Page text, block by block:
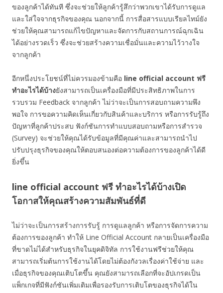
ของลูกค้าได้ทันที ซึ่งจะช่วยให้ลูกค้ารู้สึกว่าพวกเขาได้รับการดูแล
และใส่ใจจากธุรกิจของคุณ นอกจากนี้ การสื่อสารแบบเรียลไทม์ยัง
ช่วยให้คุณสามารถแก้ไขปัญหาและจัดการกับสถานการณ์ฉุกเฉิน
ได้อย่างรวดเร็ว ซึ่งจะช่วยสร้างความเชื่อมั่นและความไว้วางใจ
จากลูกค้า
อีกหนึ่งประโยชน์ที่ไม่ควรมองข้ามคือ line official account ฟรี
ทำอะไรได้บ้างยังสามารถเป็นเครื่องมือที่มีประสิทธิภาพในการ
รวบรวม Feedback จากลูกค้า ไม่ว่าจะเป็นการสอบถามความพึง
พอใจ การขอความคิดเห็นเกี่ยวกับสินค้าและบริการ หรือการรับรู้ถึง
ปัญหาที่ลูกค้าประสบ ฟังก์ชันการทำแบบสอบถามหรือการสำรวจ
(Survey) จะช่วยให้คุณได้รับข้อมูลที่มีคุณค่าและสามารถนำไป
ปรับปรุงธุรกิจของคุณให้ตอบสนองต่อความต้องการของลูกค้าได้ดี
ยิ่งขึ้น
line official account ฟรี ทำอะไรได้บ้างเปิด
โอกาสให้คุณสร้างความสัมพันธ์ที่ดี
ไม่ว่าจะเป็นการสร้างการรับรู้ การดูแลลูกค้า หรือการจัดการความ
ต้องการของลูกค้า ทำให้ Line Official Account กลายเป็นเครื่องมือ
ที่ขาดไม่ได้สำหรับธุรกิจในยุคดิจิทัล การใช้งานฟรีช่วยให้คุณ
สามารถเริ่มต้นการใช้งานได้โดยไม่ต้องกังวลเรื่องค่าใช้จ่าย และ
เมื่อธุรกิจของคุณเติบโตขึ้น คุณยังสามารถเลือกที่จะอัปเกรดเป็น
แพ็กเกจที่มีฟังก์ชันเพิ่มเติมเพื่อรองรับการเติบโตของธุรกิจได้ใน